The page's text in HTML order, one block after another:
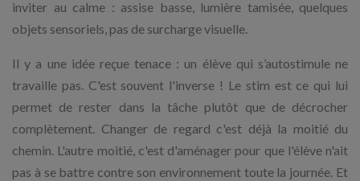
inviter au calme : assise basse, lumière tamisée, quelques
objets sensoriels, pas de surcharge visuelle.
Il y a une idée reçue tenace : un élève qui s’autostimule ne
travaille pas. C'est souvent l'inverse ! Le stim est ce qui lui
permet de rester dans la tâche plutôt que de décrocher
complètement. Changer de regard c'est déjà la moitié du
chemin. L'autre moitié, c'est d'aménager pour que l'élève n'ait
pas à se battre contre son environnement toute la journée. Et